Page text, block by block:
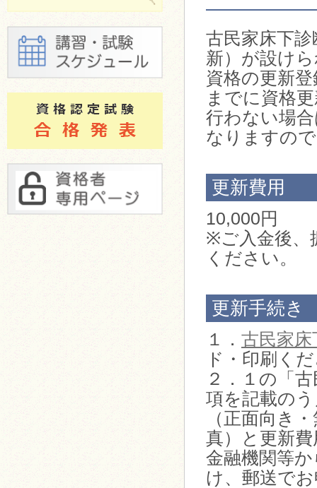
古民家床下
新）が設け
資格の更新
までに資格
行わない場
なりますの
更新費用
10,000円
※ご入金後、
ください。
更新手続き
１． 古民家
ド・印刷く
２．１の「
項を記載の
（正面向き
真）と更新
金融機関等
け、郵送で